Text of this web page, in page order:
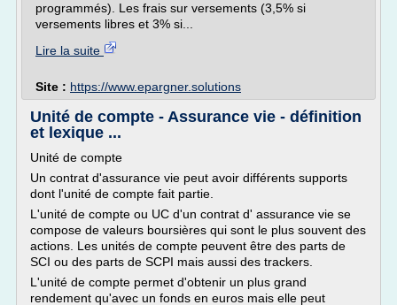
programmés). Les frais sur versements (3,5% si
versements libres et 3% si...
Lire la suite
Site : https://www.epargner.solutions
Unité de compte - Assurance vie - définition
et lexique ...
Unité de compte
Un contrat d'assurance vie peut avoir différents supports
dont l'unité de compte fait partie.
L'unité de compte ou UC d'un contrat d' assurance vie se
compose de valeurs boursières qui sont le plus souvent des
actions. Les unités de compte peuvent être des parts de
SCI ou des parts de SCPI mais aussi des trackers.
L'unité de compte permet d'obtenir un plus grand
rendement qu'avec un fonds en euros mais elle peut